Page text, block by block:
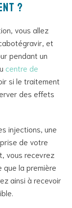
?
vous allez
et
pendant un
centre de
si le traitement
des effets
injections, une
de votre
vous recevrez
que la première
ainsi à recevoir